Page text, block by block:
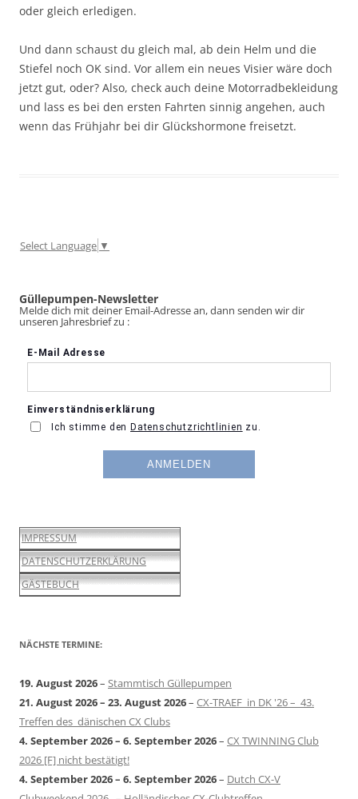
oder gleich erledigen.
Und dann schaust du gleich mal, ab dein Helm und die
Stiefel noch OK sind. Vor allem ein neues Visier wäre doch
jetzt gut, oder? Also, check auch deine Motorradbekleidung
und lass es bei den ersten Fahrten sinnig angehen, auch
wenn das Frühjahr bei dir Glückshormone freisetzt.
Select Language ▼
Güllepumpen-Newsletter
Melde dich mit deiner Email-Adresse an, dann senden wir dir
unseren Jahresbrief zu :
IMPRESSUM
DATENSCHUTZERKLÄRUNG
GÄSTEBUCH
NÄCHSTE TERMINE:
19. August 2026– Stammtisch Güllepumpen
21. August 2026– 23. August 2026– CX-TRAEF in DK '26 – 43.
Treffen des dänischen CX Clubs
4. September 2026– 6. September 2026– CX TWINNING Club
2026 [F] nicht bestätigt!
4. September 2026– 6. September 2026– Dutch CX-V